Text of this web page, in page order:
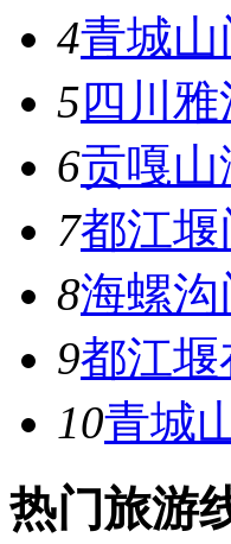
4青城
5四川
6贡嘎
7都江
8海螺
9都江
10青城
热门旅游